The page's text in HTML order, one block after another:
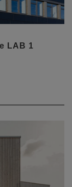
LAB 1